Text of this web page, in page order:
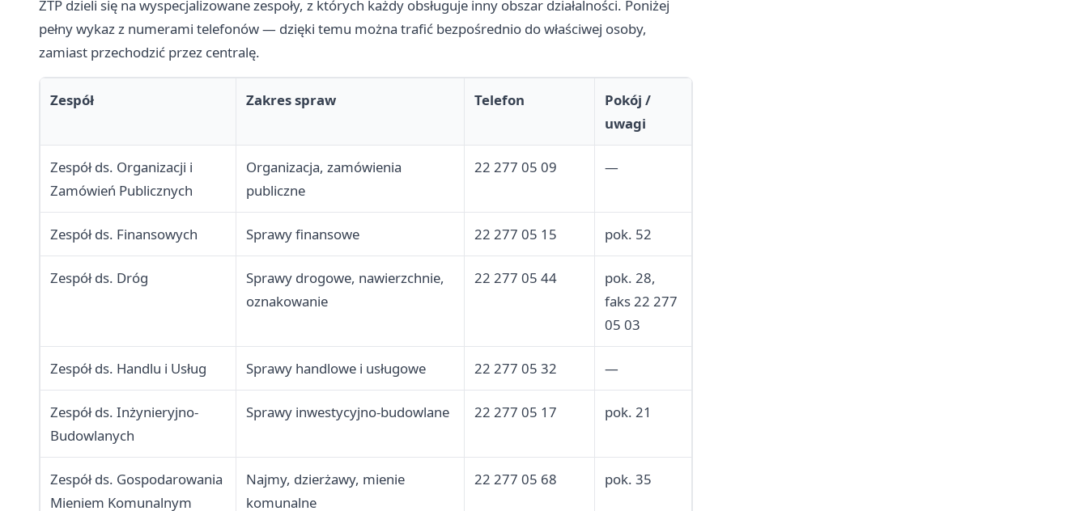
ZTP dzieli się na wyspecjalizowane zespoły, z których każdy obsługuje inny obszar działalności. Poniżej
pełny wykaz z numerami telefonów — dzięki temu można trafić bezpośrednio do właściwej osoby,
zamiast przechodzić przez centralę.
Zespół Zakres spraw Telefon
Pokój /
uwagi
Zespół ds. Organizacji i
Zamówień Publicznych
Organizacja, zamówienia
publiczne
22 277 05 09 —
Zespół ds. Finansowych Sprawy finansowe 22 277 05 15 pok. 52
Zespół ds. Dróg
Sprawy drogowe, nawierzchnie,
oznakowanie
22 277 05 44
pok. 28,
faks 22 277
05 03
Zespół ds. Handlu i Usług Sprawy handlowe i usługowe 22 277 05 32 —
Zespół ds. Inżynieryjno-
Budowlanych
Sprawy inwestycyjno-budowlane 22 277 05 17 pok. 21
Zespół ds. Gospodarowania
Mieniem Komunalnym
Najmy, dzierżawy, mienie
komunalne
22 277 05 68 pok. 35